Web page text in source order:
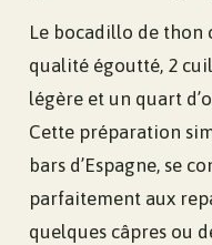
Le bocadillo de thon
qualité égoutté, 2
légère et un quart
Cette préparation
bars d’Espagne, se
parfaitement aux
quelques câpres ou